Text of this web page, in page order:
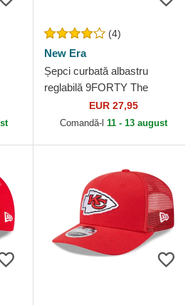
(4)
New Era
Șepci curbată albastru
reglabilă 9FORTY The
League de Los Angeles
Rams NFL de New Era
EUR 27,95
Comandă-l 11 - 13 august